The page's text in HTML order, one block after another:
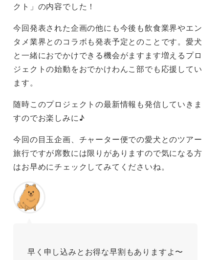
クト」の内容でした！
今回発表された企画の他にも今後も飲食業界やエン
タメ業界とのコラボも発表予定とのことです。愛犬
と一緒におでかけできる機会がますます増えるプロ
ジェクトの始動をおでかけわんこ部でも応援してい
ます。
随時このプロジェクトの最新情報も発信していきま
すのでお楽しみに♪
今回の目玉企画、チャーター便での愛犬とのツアー
旅行ですが席数には限りがありますので気になる方
はお早めにチェックしてみてくださいね。
早く申し込みとお得な早割もありますよ〜